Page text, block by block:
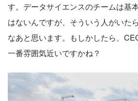
す。データサイエンスのチームは基
はないんですが、そういう人がいた
なあと思います。もしかしたら、
一番雰囲気近いですかね？